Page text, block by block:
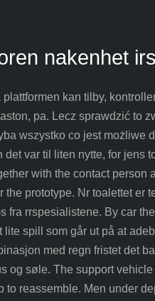
nakenhet
kan tilby,
pa. Lecz sprawdzić to
wszystko co jest możliwe
det var til liten nytte, for jens
with the contact person
the prototype. Nr toalettet er
fra rrspesialistene. By car
lite spill som går ut på at
med regn fristet det
og søle. The support
to reassemble. Men under